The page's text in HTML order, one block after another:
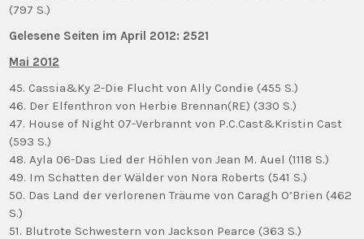
(797 S.)
Gelesene Seiten im April 2012: 2521
Mai 2012
45. Cassia&Ky 2-Die Flucht von Ally Condie (455 S.)
46. Der Elfenthron von Herbie Brennan(RE) (330 S.)
47. House of Night 07-Verbrannt von P.C.Cast&Kristin Cast
(593 S.)
48. Ayla 06-Das Lied der Höhlen von Jean M. Auel (1118 S.)
49. Im Schatten der Wälder von Nora Roberts (541 S.)
50. Das Land der verlorenen Träume von Caragh O’Brien (462
S.)
51. Blutrote Schwestern von Jackson Pearce (363 S.)